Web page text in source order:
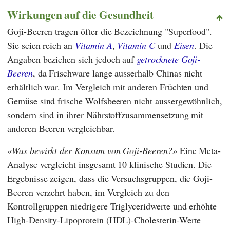
Wirkungen auf die Gesundheit
Goji-Beeren tragen öfter die Bezeichnung "Superfood".
Sie seien reich an Vitamin A, Vitamin Cund Eisen. Die
Angaben beziehen sich jedoch auf getrocknete Goji-
Beeren, da Frischware lange ausserhalb Chinas nicht
erhältlich war. Im Vergleich mit anderen Früchten und
Gemüse sind frische Wolfsbeeren nicht aussergewöhnlich,
sondern sind in ihrer Nährstoffzusammensetzung mit
anderen Beeren vergleichbar.
Was bewirkt der Konsum von Goji-Beeren? Eine Meta-
Analyse vergleicht insgesamt 10 klinische Studien. Die
Ergebnisse zeigen, dass die Versuchsgruppen, die Goji-
Beeren verzehrt haben, im Vergleich zu den
Kontrollgruppen niedrigere Triglyceridwerte und erhöhte
High-Density-Lipoprotein (HDL)-Cholesterin-Werte